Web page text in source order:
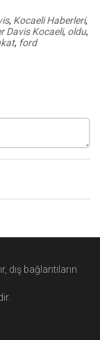
, Kocaeli Haberleri,
Davis Kocaeli, oldu,
, ford
dış bağlantıların